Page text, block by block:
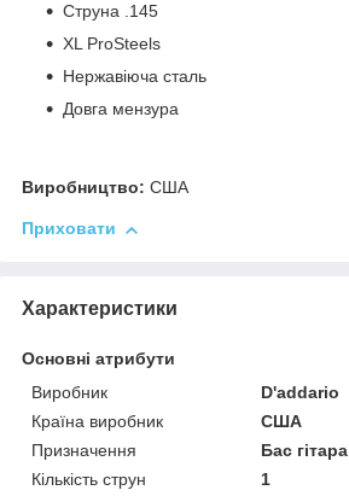
Струна .145
XL ProSteels
Нержавіюча сталь
Довга мензура
Виробництво: США
Приховати
Характеристики
Основні атрибути
Виробник
D'addario
Країна виробник
США
Призначення
Бас гітара
Кількість струн
1